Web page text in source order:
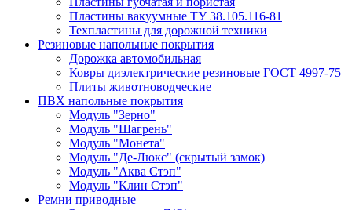
Пластины вакуумные ТУ 38.105.116-81
Техпластины для дорожной техники
Резиновые напольные покрытия
Дорожка автомобильная
Ковры диэлектрические резиновые ГОСТ 4997-75
Плиты животноводческие
ПВХ напольные покрытия
Модуль "Зерно"
Модуль "Шагрень"
Модуль "Монета"
Модуль "Де-Люкс" (скрытый замок)
Модуль "Аква Стэп"
Модуль "Клин Стэп"
Ремни приводные